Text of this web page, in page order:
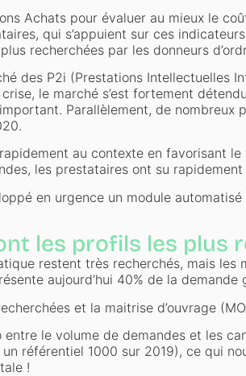
Achats pour évaluer au mieux le
qui s’appuient sur ces
recherchées par les donneurs
des P2i (Prestations Intellectuelles
le marché s’est fortement
Parallèlement, de
au contexte en favorisant
les prestataires ont su rapidement
en urgence un module
les profils les plus
restent très recherchés, mais les
aujourd’hui 40% de la demande
et la maitrise d’ouvrage
le volume de demandes et les
référentiel 1000 sur 2019), ce qui
!